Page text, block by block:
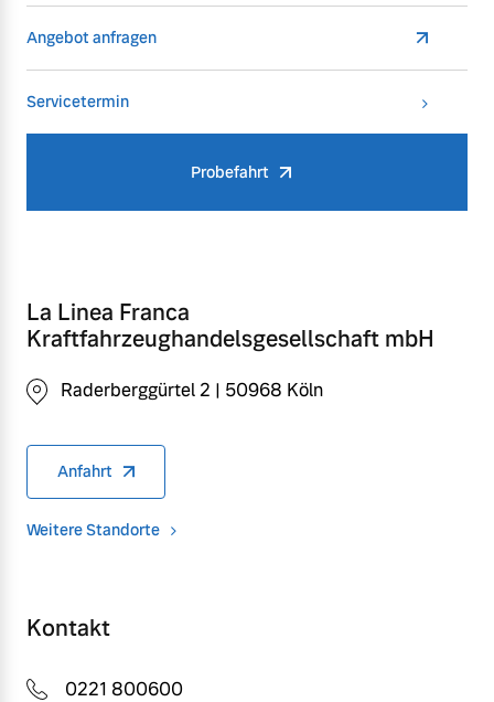
Angebot anfragen
Servicetermin
Probefahrt
La Linea Franca
Kraftfahrzeughandelsgesellschaft mbH
Raderberggürtel 2 | 50968 Köln
Anfahrt
Weitere Standorte
Kontakt
0221 800600